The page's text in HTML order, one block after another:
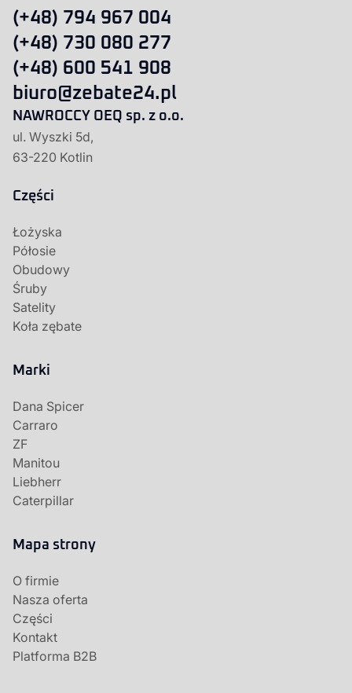
(+48) 794 967 004
(+48) 730 080 277
(+48) 600 541 908
biuro@zebate24.pl
NAWROCCY OEQ sp. z o.o.
ul. Wyszki 5d,
63-220 Kotlin
Części
Łożyska
Półosie
Obudowy
Śruby
Satelity
Koła zębate
Marki
Dana Spicer
Carraro
ZF
Manitou
Liebherr
Caterpillar
Mapa strony
O firmie
Nasza oferta
Części
Kontakt
Platforma B2B